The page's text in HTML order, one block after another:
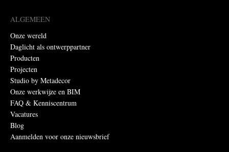
ALGEMEEN
Onze wereld
Daglicht als ontwerppartner
Producten
Projecten
Studio by Metadecor
Onze werkwijze en BIM
FAQ & Kenniscentrum
Vacatures
Blog
Aanmelden voor onze nieuwsbrief